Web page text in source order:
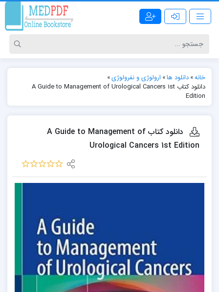
خانه»دانلود ها» ارولوژی و نفرولوژی»
دانلود کتاب A Guide to Management of Urological Cancers 1st
Edition
دانلود کتاب A Guide to Management of
Urological Cancers 1st Edition